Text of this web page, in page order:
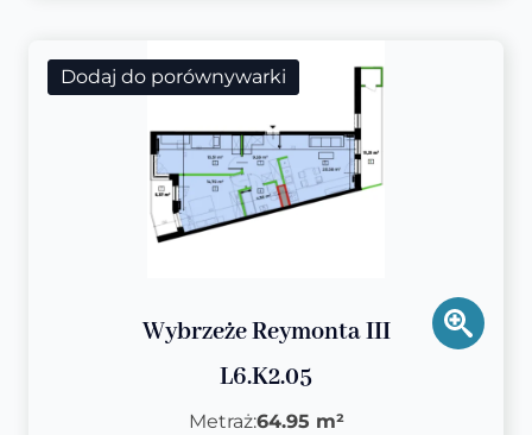
Dodaj do porównywarki
Wybrzeże Reymonta III
L6.K2.05
Metraż:64.95 m²